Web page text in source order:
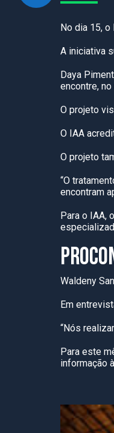
No dia 15,
A iniciativa
Daya
encontre,
O projeto
O IAA
O projeto
“O
encontram
Para o IAA,
Waldeny
Em
“Nós
Para este
informação